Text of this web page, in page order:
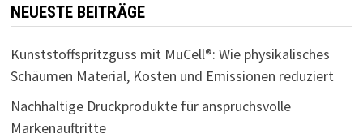
NEUESTE BEITRÄGE
Kunststoffspritzguss mit MuCell®: Wie physikalisches
Schäumen Material, Kosten und Emissionen reduziert
Nachhaltige Druckprodukte für anspruchsvolle
Markenauftritte